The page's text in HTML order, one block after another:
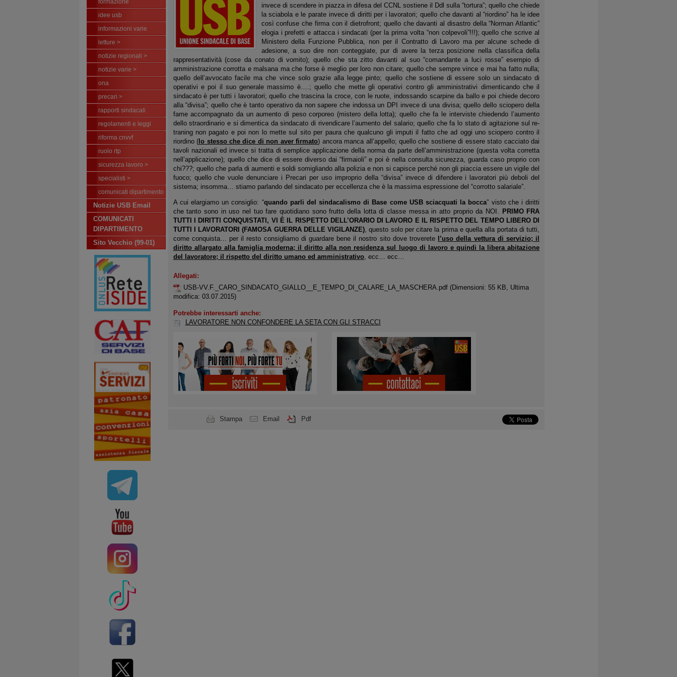
formazione
idee usb
informazioni varie
letture >
notizie regionali >
notizie varie >
ona
precari >
rapporti sindacali
regolamenti e leggi
riforma cnvvf
ruolo rtp
sicurezza lavoro >
specialisti >
comunicati dipartimento
Notizie USB Email
COMUNICATI
DIPARTIMENTO
Sito Vecchio (99-01)
invece di scendere in piazza in difesa del CCNL sostiene il Ddl sulla “tortura”; quello che chiede
la sciabola e le parate invece di diritti per i lavoratori; quello che davanti al “riordino” ha le idee
così confuse che firma con il dietrofront; quello che davanti al disastro della “Norman Atlantic”
elogia i prefetti e attacca i sindacati (per la prima volta “non colpevoli”!!!); quello che scrive al
Ministero della Funzione Pubblica, non per il Contratto di Lavoro ma per alcune schede di
adesione, a suo dire non conteggiate, pur di avere la terza posizione nella classifica della
rappresentatività (cose da conato di vomito); quello che sta zitto davanti al suo “comandante a luci rosse” esempio di
amministrazione corrotta e malsana ma che forse è meglio per loro non citare; quello che sempre vince e mai ha fatto nulla;
quello dell’avvocato facile ma che vince solo grazie alla legge pinto; quello che sostiene di essere solo un sindacato di
operativi e poi il suo generale massimo è….; quello che mette gli operativi contro gli amministrativi dimenticando che il
sindacato è per tutti i lavoratori; quello che trascina la croce, con le ruote, indossando scarpine da ballo e poi chiede decoro
alla “divisa”; quello che è tanto operativo da non sapere che indossa un DPI invece di una divisa; quello dello sciopero della
fame accompagnato da un aumento di peso corporeo (mistero della lotta); quello che fa le interviste chiedendo l’aumento
dello straordinario e si dimentica da sindacato di rivendicare l’aumento del salario; quello che fa lo stato di agitazione sul re-
traning non pagato e poi non lo mette sul sito per paura che qualcuno gli imputi il fatto che ad oggi uno sciopero contro il
riordino ( lo stesso che dice di non aver firmato) ancora manca all’appello; quello che sostiene di essere stato cacciato dai
tavoli nazionali ed invece si tratta di semplice applicazione della norma da parte dell’amministrazione (questa volta corretta
nell’applicazione); quello che dice di essere diverso dai “firmaioli” e poi è nella consulta sicurezza, guarda caso proprio con
chi???; quello che parla di aumenti e soldi somigliando alla polizia e non si capisce perché non gli piaccia essere un vigile del
fuoco; quello che vuole denunciare i Precari per uso improprio della “divisa” invece di difendere i lavoratori più deboli del
sistema; insomma… stiamo parlando del sindacato per eccellenza che è la massima espressione del “corrotto salariale”.
A cui elargiamo un consiglio: “quando parli del sindacalismo di Base come USB sciacquati la bocca” visto che i diritti
che tanto sono in uso nel tuo fare quotidiano sono frutto della lotta di classe messa in atto proprio da NOI. PRIMO FRA
TUTTI I DIRITTI CONQUISTATI, VI È IL RISPETTO DELL’ORARIO DI LAVORO E IL RISPETTO DEL TEMPO LIBERO DI
TUTTI I LAVORATORI (FAMOSA GUERRA DELLE VIGILANZE), questo solo per citare la prima e quella alla portata di tutti,
come conquista… per il resto consigliamo di guardare bene il nostro sito dove troverete
l’uso della vettura di servizio; il
diritto allargato alla famiglia moderna; il diritto alla non residenza sul luogo di lavoro e quindi la libera abitazione
del lavoratore; il rispetto del diritto umano ed amministrativo, ecc… ecc…
Allegati:
USB-VV.F._CARO_SINDACATO_GIALLO__E_TEMPO_DI_CALARE_LA_MASCHERA.pdf (Dimensioni: 55 KB, Ultima
modifica: 03.07.2015)
Potrebbe interessarti anche:
LAVORATORE NON CONFONDERE LA SETA CON GLI STRACCI
Stampa Email Pdf